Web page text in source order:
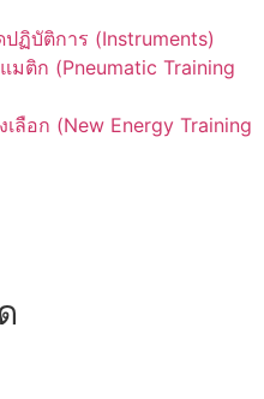
ฏิบัติการ (Instruments)
ติก (Pneumatic Training
ลือก (New Energy Training